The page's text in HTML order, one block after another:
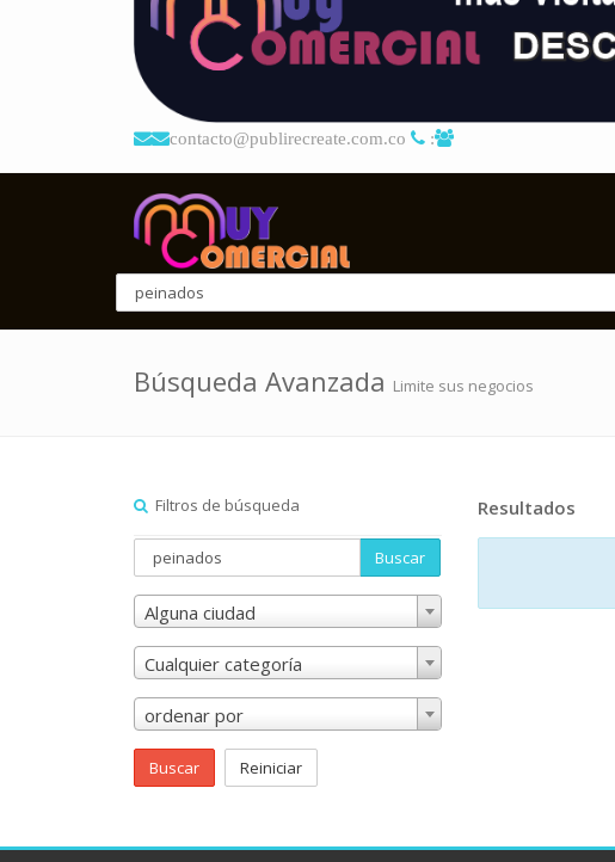
contacto@publirecreate.com.co :
Búsqueda Avanzada Limite sus negocios
Filtros de búsqueda
Buscar
Alguna ciudad
Cualquier categoría
ordenar por
Buscar Reiniciar
Resultados